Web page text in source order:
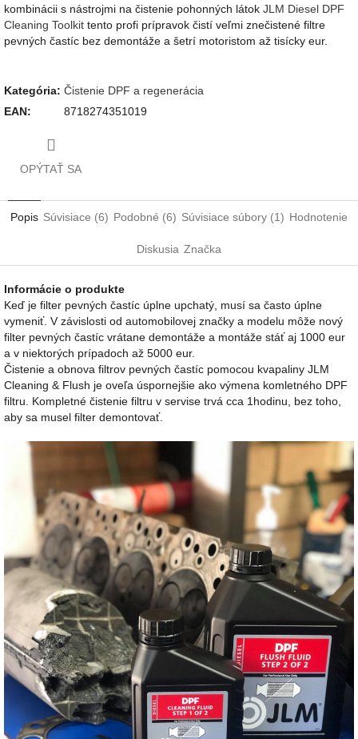
kombinácii s nástrojmi na čistenie pohonných látok JLM Diesel DPF
Cleaning Toolkit tento profi prípravok čistí veľmi znečistené filtre
pevných častíc bez demontáže a šetrí motoristom až tisícky eur.
Kategória: Čistenie DPF a regenerácia
EAN: 8718274351019
OPÝTAŤ SA
Popis Súvisiace (6) Podobné (6) Súvisiace súbory (1) Hodnotenie
Diskusia Značka
Informácie o produkte
Keď je filter pevných častíc úplne upchatý, musí sa často úplne
vymeniť. V závislosti od automobilovej značky a modelu môže nový
filter pevných častíc vrátane demontáže a montáže stáť aj 1000 eur
a v niektorých prípadoch až 5000 eur.
Čistenie a obnova filtrov pevných častíc pomocou kvapaliny JLM
Cleaning & Flush je oveľa úspornejšie ako výmena komletného DPF
filtru. Kompletné čistenie filtru v servise trvá cca 1hodinu, bez toho,
aby sa musel filter demontovať.